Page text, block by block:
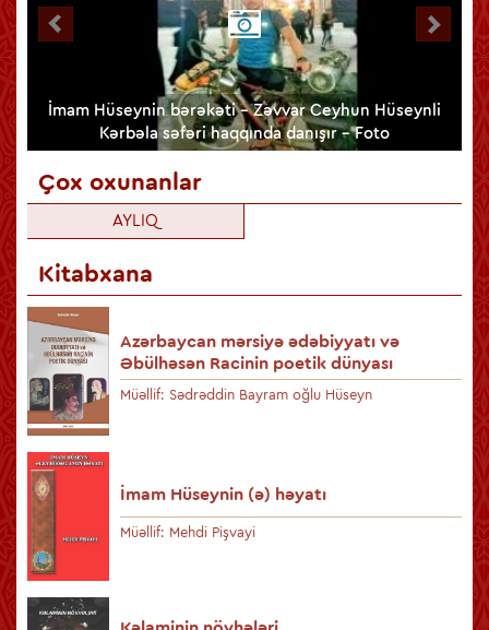
İmam Hüseynin bərəkəti - Zəvvar Ceyhun Hüseynli
Kərbəla səfəri haqqında danışır - Foto
Çox oxunanlar
AYLIQ
Kitabxana
Azərbaycan mərsiyə ədəbiyyatı və
Əbülhəsən Racinin poetik dünyası
Müəllif: Sədrəddin Bayram oğlu Hüseyn
İmam Hüseynin (ə) həyatı
Müəllif: Mehdi Pişvayi